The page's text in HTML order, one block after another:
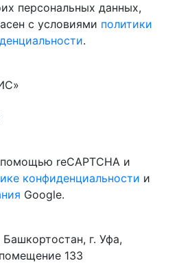
персональных данных,
с условиями политики
.
reCAPTCHA и
конфиденциальности и
Google.
г. Уфа,
133